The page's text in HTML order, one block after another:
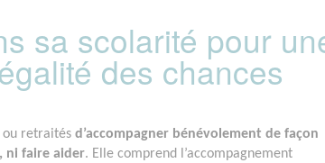
sa scolarité pour
des chances
ou retraités d’accompagner bénévolement de façon
ni faire aider. Elle comprend l’accompagnement